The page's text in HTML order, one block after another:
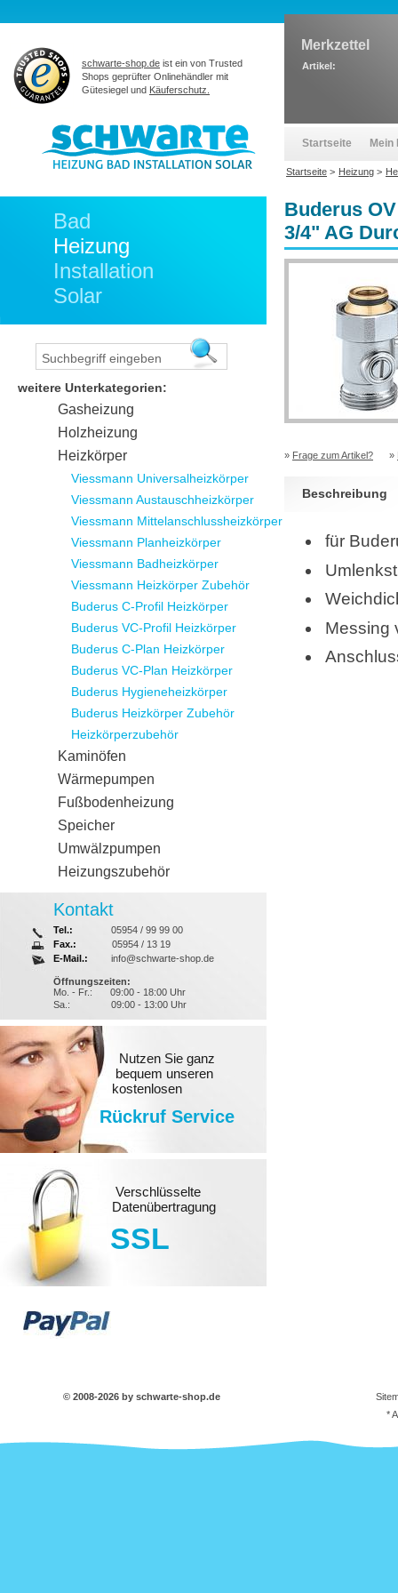
Buderus
3/4" AG
» Frage zum Artikel? »
Beschreibung
für
Messing
Bad
Heizung
Installation
Solar
weitere Unterkategorien:
Gasheizung
Holzheizung
Heizkörper
Viessmann Universalheizkörper
Viessmann Austauschheizkörper
Viessmann Mittelanschlussheizkörper
Viessmann Planheizkörper
Viessmann Badheizkörper
Viessmann Heizkörper Zubehör
Buderus C-Profil Heizkörper
Buderus VC-Profil Heizkörper
Buderus C-Plan Heizkörper
Buderus VC-Plan Heizkörper
Buderus Hygieneheizkörper
Buderus Heizkörper Zubehör
Heizkörperzubehör
Kaminöfen
Wärmepumpen
Fußbodenheizung
Speicher
Umwälzpumpen
Heizungszubehör
Kontakt
Tel.:
05954 / 99 99 00
Fax.:
05954 / 13 19
E-Mail.:
info@schwarte-shop.de
Öffnungszeiten:
Mo. - Fr.:
09:00 - 18:00 Uhr
Sa.:
09:00 - 13:00 Uhr
Nutzen Sie ganz
bequem unseren
kostenlosen
Rückruf Service
Verschlüsselte
Datenübertragung
SSL
schwarte-shop.de ist ein von Trusted
Shops geprüfter Onlinehändler mit
Gütesiegel und Käuferschutz.
Merkzettel
Artikel:
Startseite Mein
Startseite > Heizung >
© 2008-2026 by schwarte-shop.de
*